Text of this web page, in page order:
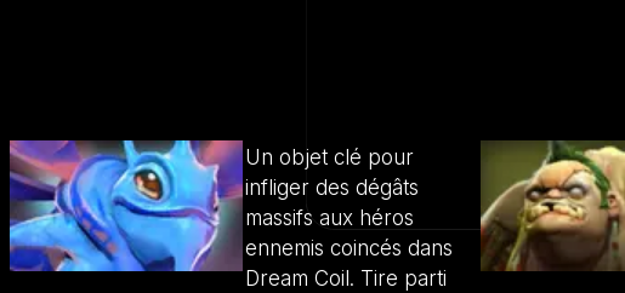
Un objet clé pour
infliger des dégâts
massifs aux héros
ennemis coincés dans
Dream Coil. Tire parti